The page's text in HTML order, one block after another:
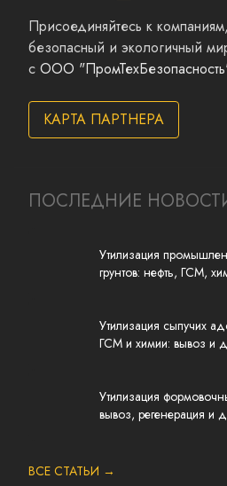
Присоединяйтесь к
безопасный и экологичный
с ООО
КАРТА ПАРТНЕРА
ПОСЛЕДНИЕ
Утилизация
грунтов: нефть, ГСМ,
Утилизация сыпучих
ГСМ и химии: вывоз и
Утилизация
вывоз, регенерация и
ВСЕ СТАТЬИ →